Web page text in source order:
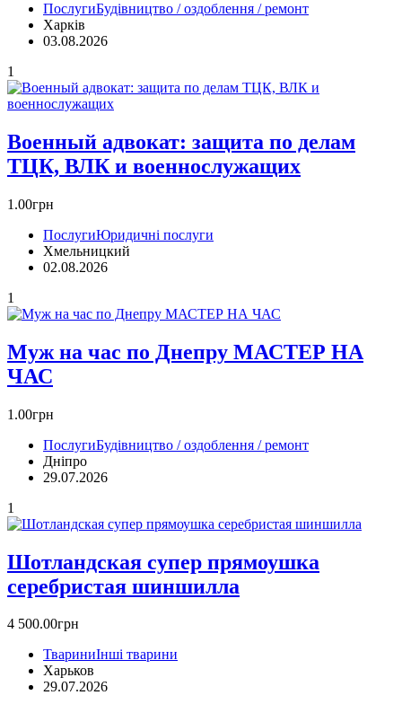
ПослугиБудівництво / оздоблення / ремонт
Харків
03.08.2026
1
Военный адвокат: защита по делам
ТЦК, ВЛК и военнослужащих
1.00грн
ПослугиЮридичні послуги
Хмельницкий
02.08.2026
1
Муж на час по Днепру МАСТЕР НА
ЧАС
1.00грн
ПослугиБудівництво / оздоблення / ремонт
Дніпро
29.07.2026
1
Шотландская супер прямоушка
серебристая шиншилла
4 500.00грн
ТвариниІнші тварини
Харьков
29.07.2026